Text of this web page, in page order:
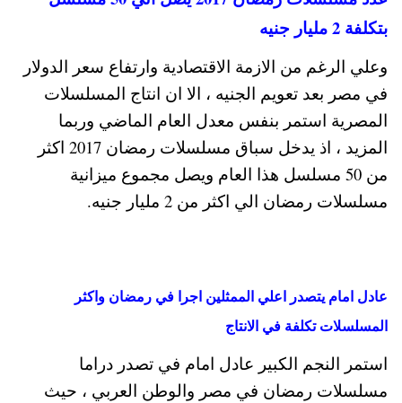
بتكلفة 2 مليار جنيه
وعلي الرغم من الازمة الاقتصادية وارتفاع سعر الدولار
في مصر بعد تعويم الجنيه ، الا ان انتاج المسلسلات
المصرية استمر بنفس معدل العام الماضي وربما
المزيد ، اذ يدخل سباق مسلسلات رمضان 2017 اكثر
من 50 مسلسل هذا العام ويصل مجموع ميزانية
مسلسلات رمضان الي اكثر من 2 مليار جنيه.
عادل امام يتصدر اعلي الممثلين اجرا في رمضان واكثر
المسلسلات تكلفة في الانتاج
استمر النجم الكبير عادل امام في تصدر دراما
مسلسلات رمضان في مصر والوطن العربي ، حيث